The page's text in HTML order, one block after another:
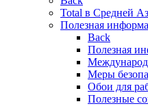
Total в Средней
Полезная
Back
Полезная
Меры
Обои для
Полезные